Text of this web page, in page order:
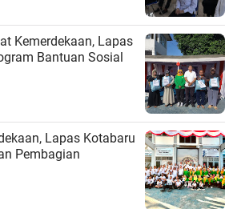
Kemerdekaan, Lapas
Bantuan Sosial
Lapas Kotabaru
Pembagian